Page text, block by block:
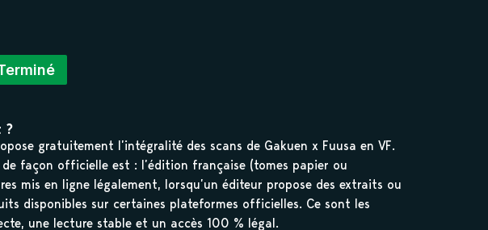
?
gratuitement l’intégralité des scans de Gakuen x Fuusa en VF.
façon officielle est : l’édition française (tomes papier ou
mis en ligne légalement, lorsqu’un éditeur propose des extraits ou
disponibles sur certaines plateformes officielles. Ce sont les
une lecture stable et un accès 100 % légal.